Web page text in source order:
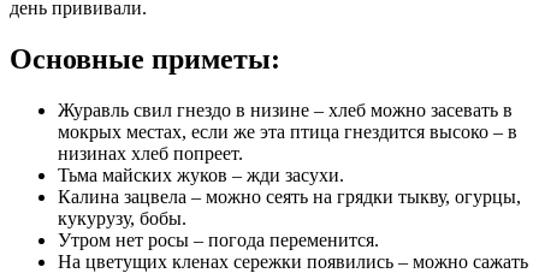
день прививали.
Основные приметы:
Журавль свил гнездо в низине – хлеб можно засевать в
мокрых местах, если же эта птица гнездится высоко – в
низинах хлеб попреет.
Тьма майских жуков – жди засухи.
Калина зацвела – можно сеять на грядки тыкву, огурцы,
кукурузу, бобы.
Утром нет росы – погода переменится.
На цветущих кленах сережки появились – можно сажать